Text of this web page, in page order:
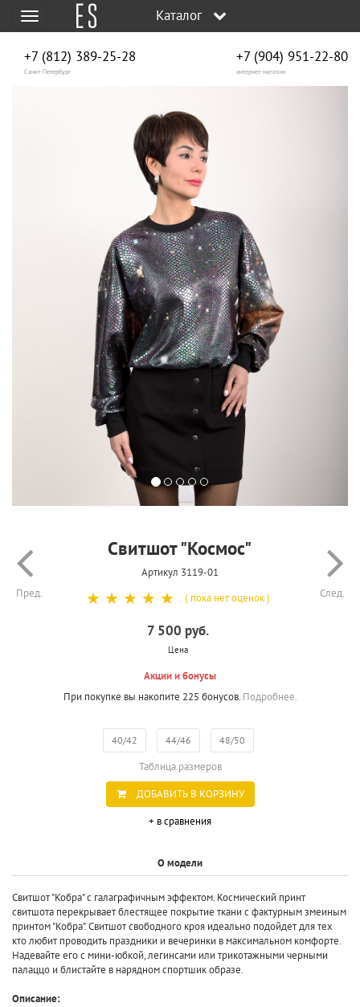
Меню Каталог
+7 (812) 389-25-28
Санкт-Петербург
+7 (904) 951‑22‑80
интернет-магазин
Пред.
Свитшот "Космос"
Артикул 3119-01
След.
☆
☆
☆
☆
☆ ( пока нет оценок )
7 500 руб.
Цена
Акции и бонусы
При покупке вы накопите 225 бонусов. Подробнее.
40/42 44/46 48/50
Таблица размеров
ДОБАВИТЬ В КОРЗИНУ
+ в сравнения
О модели
Свитшот "Кобра" с галаграфичным эффектом. Космический принт
свитшота перекрывает блестящее покрытие ткани с фактурным змеиным
принтом "Кобра". Свитшот свободного кроя идеально подойдет для тех
кто любит проводить праздники и вечеринки в максимальном комфорте.
Надевайте его с мини-юбкой, легинсами или трикотажными черными
палаццо и блистайте в нарядном спортшик образе.
Описание: